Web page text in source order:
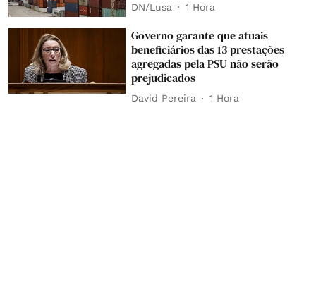
DN/Lusa 1 Hora
Governo garante que atuais
beneficiários das 13 prestações
agregadas pela PSU não serão
prejudicados
David Pereira 1 Hora